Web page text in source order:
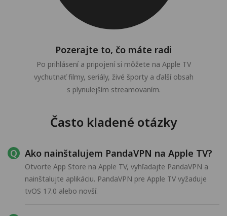
Pozerajte to, čo máte radi
Po prihlásení a pripojení si môžete na Apple TV
vychutnať filmy, seriály, živé športy a ďalší obsah
s plynulejším streamovaním.
Často kladené otázky
Ako nainštalujem PandaVPN na Apple TV?
Otvorte App Store na Apple TV, vyhľadajte PandaVPN a
nainštalujte aplikáciu. PandaVPN pre Apple TV vyžaduje
tvOS 17.0 alebo novší.